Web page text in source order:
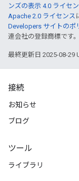
ンズの表示 4.0 ライセ
Apache 2.0 ライセンス
Developers サイトのポ
連会社の登録商標です。
最終更新日 2025-08-29
接続
お知らせ
ブログ
ツール
ライブラリ